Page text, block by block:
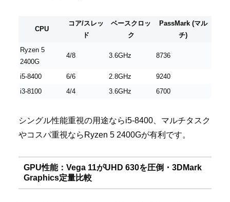
CPU
コア/スレッ
ド
ベースクロッ
ク
PassMark (マル
チ)
Ryzen 5
2400G
4/8 3.6GHz 8736
i5-8400 6/6 2.8GHz
9240
i3-8100
4/4 3.6GHz 6700
シングル性能重視の用途ならi5-8400、マルチタスク
やコスパ重視ならRyzen 5 2400Gが有利です。
GPU性能：Vega 11がUHD 630を圧倒・3DMark
Graphics定量比較